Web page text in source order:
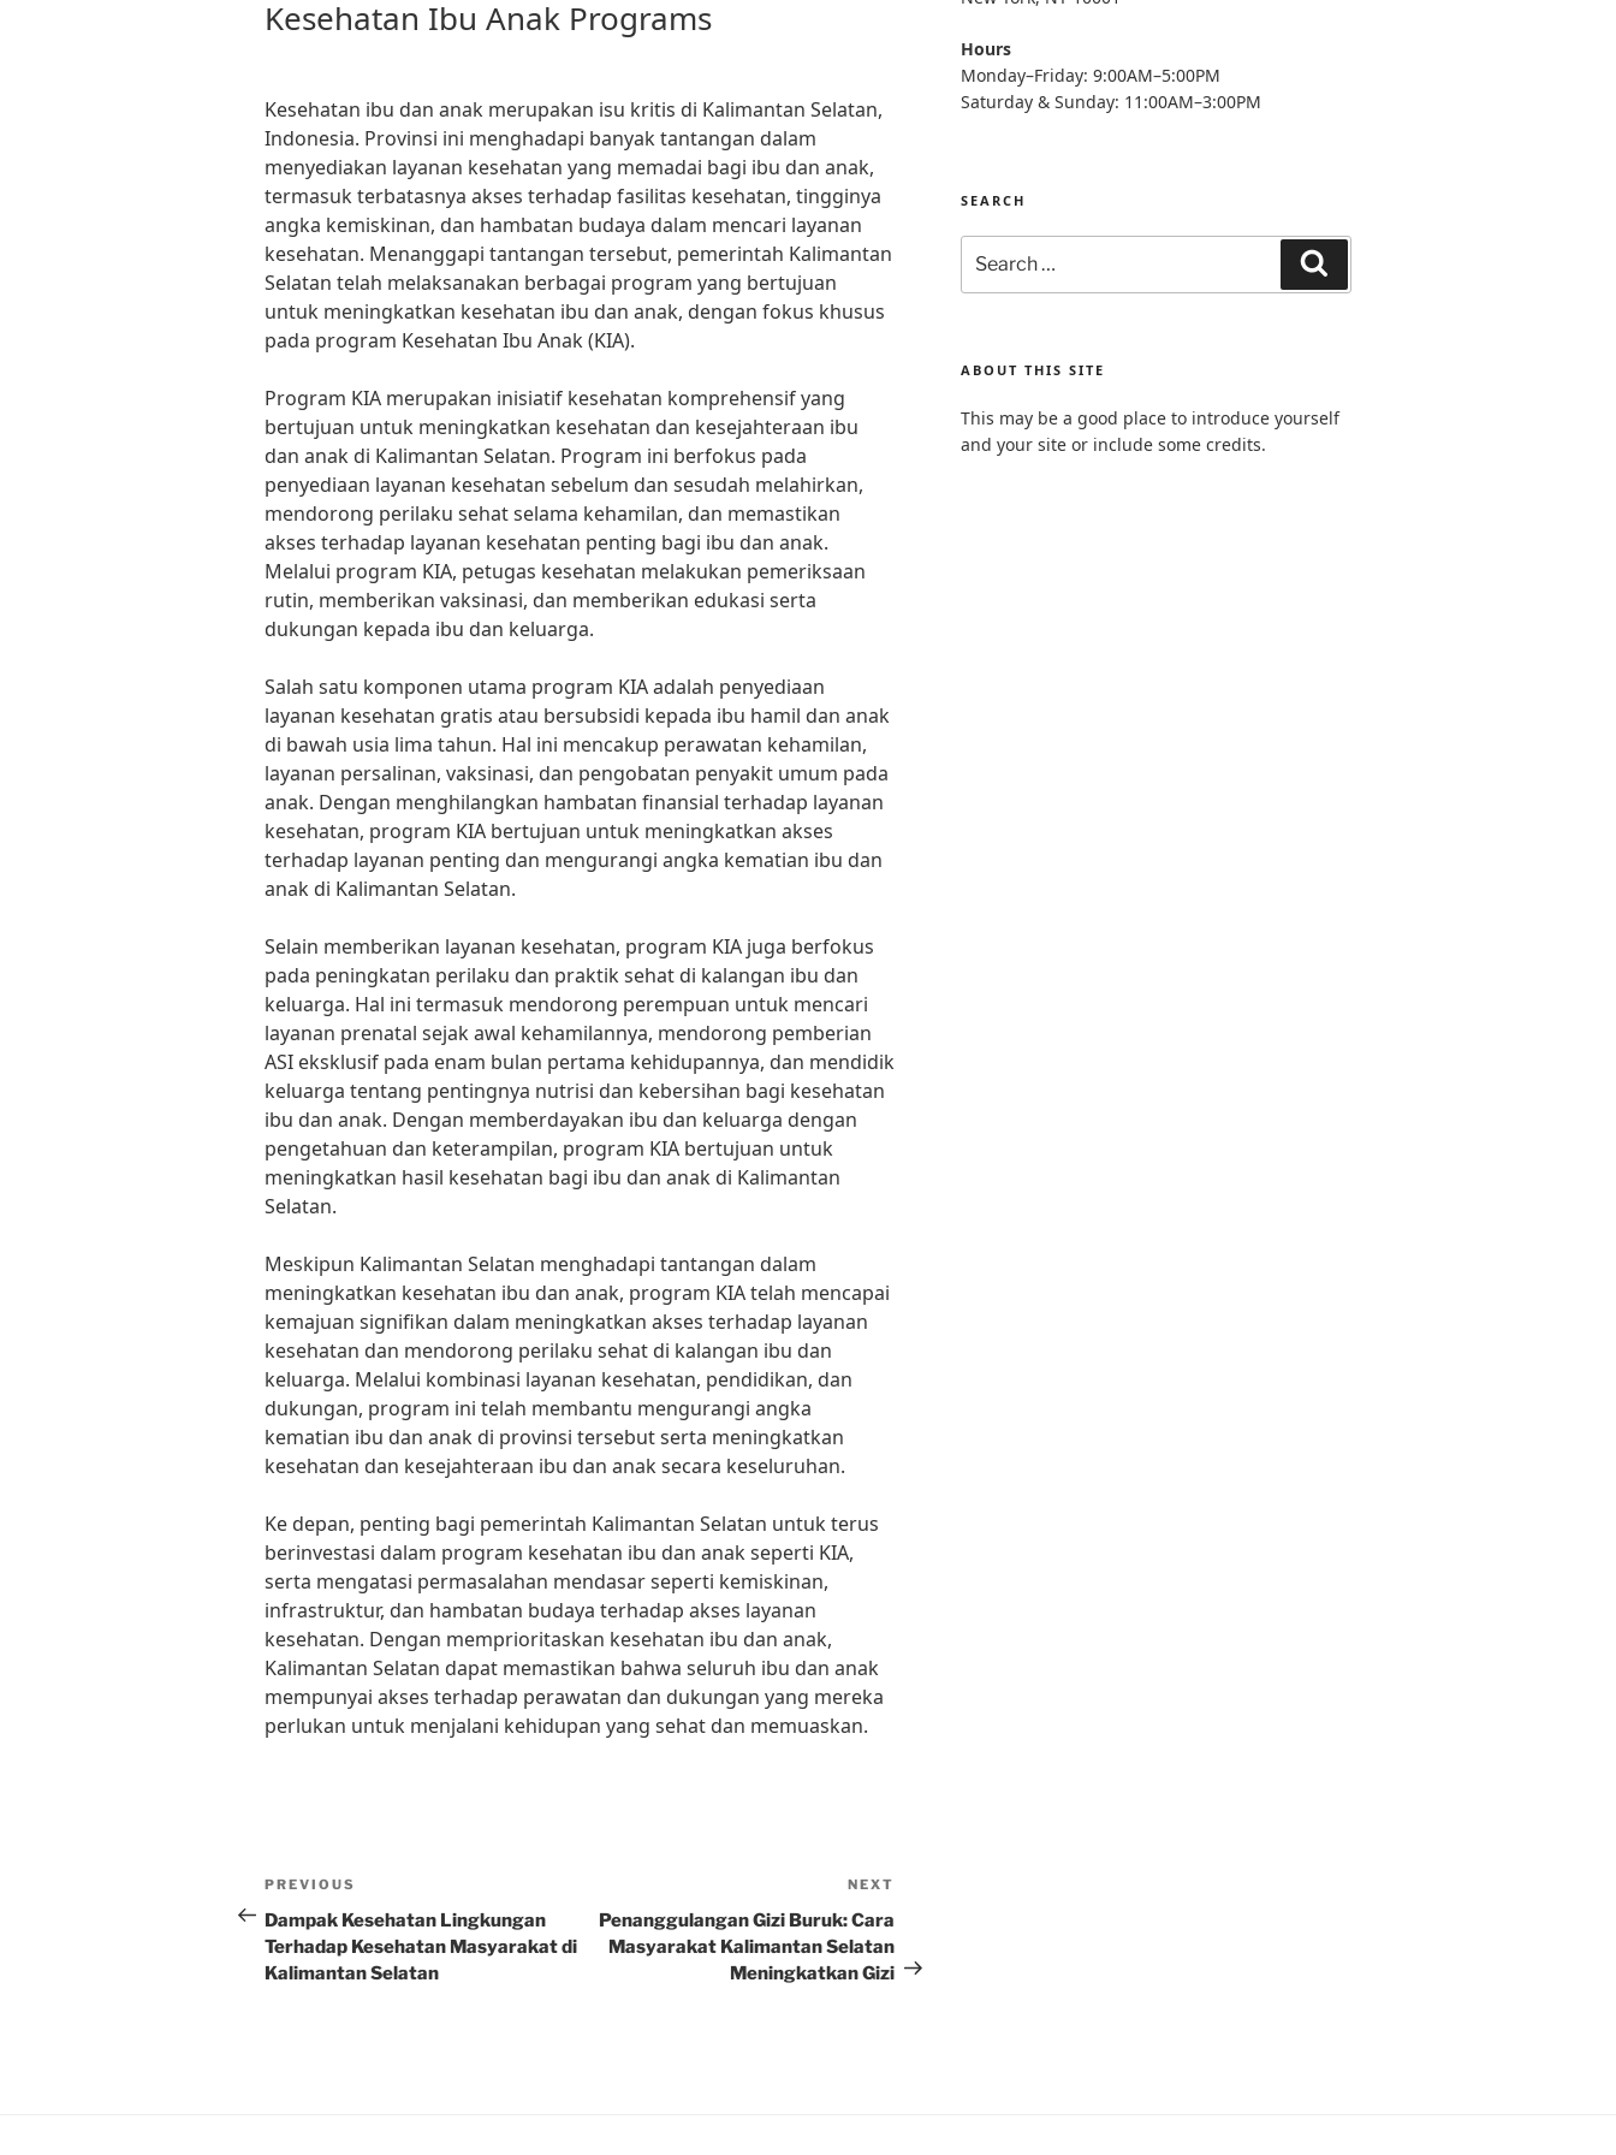
Kesehatan Ibu Anak Programs
Kesehatan ibu dan anak merupakan isu kritis di Kalimantan Selatan,
Indonesia. Provinsi ini menghadapi banyak tantangan dalam
menyediakan layanan kesehatan yang memadai bagi ibu dan anak,
termasuk terbatasnya akses terhadap fasilitas kesehatan, tingginya
angka kemiskinan, dan hambatan budaya dalam mencari layanan
kesehatan. Menanggapi tantangan tersebut, pemerintah Kalimantan
Selatan telah melaksanakan berbagai program yang bertujuan
untuk meningkatkan kesehatan ibu dan anak, dengan fokus khusus
pada program Kesehatan Ibu Anak (KIA).
Program KIA merupakan inisiatif kesehatan komprehensif yang
bertujuan untuk meningkatkan kesehatan dan kesejahteraan ibu
dan anak di Kalimantan Selatan. Program ini berfokus pada
penyediaan layanan kesehatan sebelum dan sesudah melahirkan,
mendorong perilaku sehat selama kehamilan, dan memastikan
akses terhadap layanan kesehatan penting bagi ibu dan anak.
Melalui program KIA, petugas kesehatan melakukan pemeriksaan
rutin, memberikan vaksinasi, dan memberikan edukasi serta
dukungan kepada ibu dan keluarga.
Salah satu komponen utama program KIA adalah penyediaan
layanan kesehatan gratis atau bersubsidi kepada ibu hamil dan anak
di bawah usia lima tahun. Hal ini mencakup perawatan kehamilan,
layanan persalinan, vaksinasi, dan pengobatan penyakit umum pada
anak. Dengan menghilangkan hambatan finansial terhadap layanan
kesehatan, program KIA bertujuan untuk meningkatkan akses
terhadap layanan penting dan mengurangi angka kematian ibu dan
anak di Kalimantan Selatan.
Selain memberikan layanan kesehatan, program KIA juga berfokus
pada peningkatan perilaku dan praktik sehat di kalangan ibu dan
keluarga. Hal ini termasuk mendorong perempuan untuk mencari
layanan prenatal sejak awal kehamilannya, mendorong pemberian
ASI eksklusif pada enam bulan pertama kehidupannya, dan mendidik
keluarga tentang pentingnya nutrisi dan kebersihan bagi kesehatan
ibu dan anak. Dengan memberdayakan ibu dan keluarga dengan
pengetahuan dan keterampilan, program KIA bertujuan untuk
meningkatkan hasil kesehatan bagi ibu dan anak di Kalimantan
Selatan.
Meskipun Kalimantan Selatan menghadapi tantangan dalam
meningkatkan kesehatan ibu dan anak, program KIA telah mencapai
kemajuan signifikan dalam meningkatkan akses terhadap layanan
kesehatan dan mendorong perilaku sehat di kalangan ibu dan
keluarga. Melalui kombinasi layanan kesehatan, pendidikan, dan
dukungan, program ini telah membantu mengurangi angka
kematian ibu dan anak di provinsi tersebut serta meningkatkan
kesehatan dan kesejahteraan ibu dan anak secara keseluruhan.
Ke depan, penting bagi pemerintah Kalimantan Selatan untuk terus
berinvestasi dalam program kesehatan ibu dan anak seperti KIA,
serta mengatasi permasalahan mendasar seperti kemiskinan,
infrastruktur, dan hambatan budaya terhadap akses layanan
kesehatan. Dengan memprioritaskan kesehatan ibu dan anak,
Kalimantan Selatan dapat memastikan bahwa seluruh ibu dan anak
mempunyai akses terhadap perawatan dan dukungan yang mereka
perlukan untuk menjalani kehidupan yang sehat dan memuaskan.
Post
navigation
Previous
Post
PREVIOUS
Dampak Kesehatan Lingkungan
Terhadap Kesehatan Masyarakat di
Kalimantan Selatan
NEXT
Penanggulangan Gizi Buruk: Cara
Masyarakat Kalimantan Selatan
Meningkatkan Gizi
Hours
Monday–Friday: 9:00AM–5:00PM
Saturday & Sunday: 11:00AM–3:00PM
SEARCH
for:
ABOUT THIS SITE
This may be a good place to introduce yourself
and your site or include some credits.